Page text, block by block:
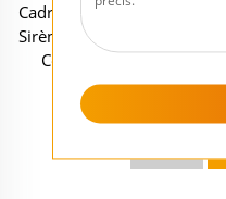
Cadre Photo Vertical Design
Sirène avec Étoile de Mer et
Coquillages en Résine
Précédent 1